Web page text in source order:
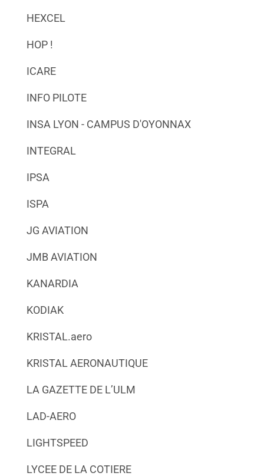
HEXCEL
HOP !
ICARE
INFO PILOTE
INSA LYON - CAMPUS D'OYONNAX
INTEGRAL
IPSA
ISPA
JG AVIATION
JMB AVIATION
KANARDIA
KODIAK
KRISTAL.aero
KRISTAL AERONAUTIQUE
LA GAZETTE DE L’ULM
LAD-AERO
LIGHTSPEED
LYCEE DE LA COTIERE